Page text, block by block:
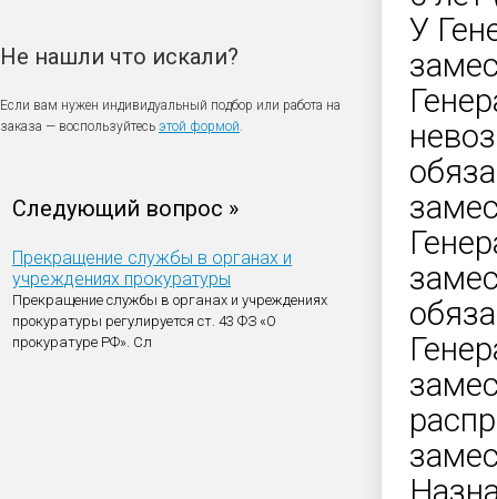
Не нашли что искали?
Если вам нужен индивидуальный подбор или работа на
заказа — воспользуйтесь этой формой.
Следующий вопрос »
Прекращение службы в органах и
учреждениях прокуратуры
Прекращение службы в органах и учреждениях
прокуратуры регулируется ст. 43 ФЗ «О
прокуратуре РФ». Сл
У